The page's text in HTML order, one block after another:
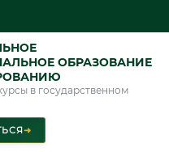
ОБРАЗОВАНИЕ
в государственном
➜